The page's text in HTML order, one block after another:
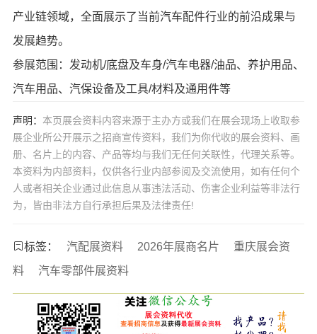
产业链领域，全面展示了当前汽车配件行业的前沿成果与
发展趋势。
参展范围：发动机/底盘及车身/汽车电器/油品、养护用品、
汽车用品、汽保设备及工具/材料及通用件等
声明： 本页展会资料内容来源于主办方或我们在展会现场上收取参
展企业所公开展示之招商宣传资料，我们为你代收的展会资料、画
册、名片上的内容、产品等均与我们无任何关联性，代理关系等。
本资料为内部资料，仅供各行业内部参阅及交流使用，如有任何个
人或者相关企业通过此信息从事违法活动、伤害企业利益等非法行
为，皆由非法方自行承担后果及法律责任!
标签： 汽配展资料 2026年展商名片
重庆展会资
料
汽车零部件展资料